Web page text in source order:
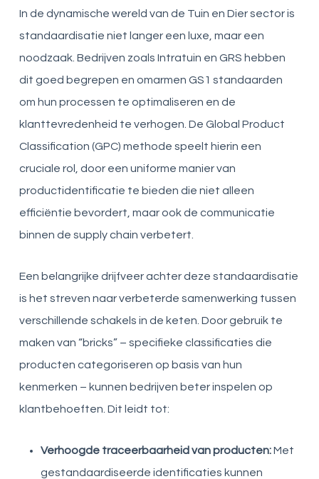
In de dynamische wereld van de Tuin en Dier sector is
standaardisatie niet langer een luxe, maar een
noodzaak. Bedrijven zoals Intratuin en GRS hebben
dit goed begrepen en omarmen GS1 standaarden
om hun processen te optimaliseren en de
klanttevredenheid te verhogen. De Global Product
Classification (GPC) methode speelt hierin een
cruciale rol, door een uniforme manier van
productidentificatie te bieden die niet alleen
efficiëntie bevordert, maar ook de communicatie
binnen de supply chain verbetert.
Een belangrijke drijfveer achter deze standaardisatie
is het streven naar verbeterde samenwerking tussen
verschillende schakels in de keten. Door gebruik te
maken van “bricks” – specifieke classificaties die
producten categoriseren op basis van hun
kenmerken – kunnen bedrijven beter inspelen op
klantbehoeften. Dit leidt tot:
Verhoogde traceerbaarheid van producten:Met
gestandaardiseerde identificaties kunnen